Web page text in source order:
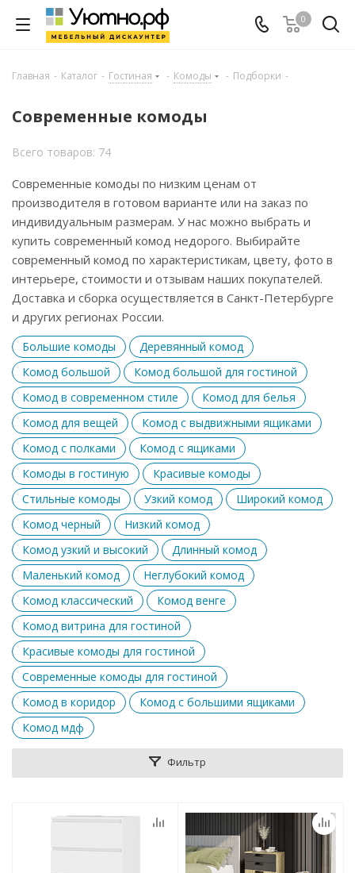
0
Главная - Каталог - Гостиная - Комоды - Подборки -
Современные комоды
Всего товаров: 74
Современные комоды по низким ценам от
производителя в готовом варианте или на заказ по
индивидуальным размерам. У нас можно выбрать и
купить современный комод недорого. Выбирайте
современный комод по характеристикам, цвету, фото в
интерьере, стоимости и отзывам наших покупателей.
Доставка и сборка осуществляется в Санкт-Петербурге
и других регионах России.
Большие комоды
Деревянный комод
Комод большой
Комод большой для гостиной
Комод в современном стиле
Комод для белья
Комод для вещей
Комод с выдвижными ящиками
Комод с полками
Комод с ящиками
Комоды в гостиную
Красивые комоды
Стильные комоды
Узкий комод
Широкий комод
Комод черный
Низкий комод
Комод узкий и высокий
Длинный комод
Маленький комод
Неглубокий комод
Комод классический
Комод венге
Комод витрина для гостиной
Красивые комоды для гостиной
Современные комоды для гостиной
Комод в коридор
Комод с большими ящиками
Комод мдф
Фильтр